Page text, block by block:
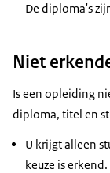
De diploma's
Niet
Is een opleiding
diploma, titel en
U krijgt alleen
keuze is